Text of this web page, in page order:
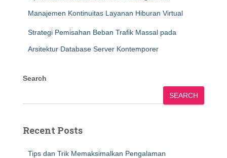
Manajemen Kontinuitas Layanan Hiburan Virtual
Strategi Pemisahan Beban Trafik Massal pada
Arsitektur Database Server Kontemporer
Search
SEARCH
Recent Posts
Tips dan Trik Memaksimalkan Pengalaman